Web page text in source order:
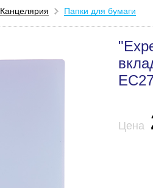
Канцелярия Папки для бумаги
Цена